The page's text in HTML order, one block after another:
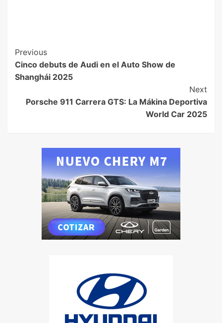
Previous
Cinco debuts de Audi en el Auto Show de
Shanghái 2025
Next
Porsche 911 Carrera GTS: La Mákina Deportiva
World Car 2025